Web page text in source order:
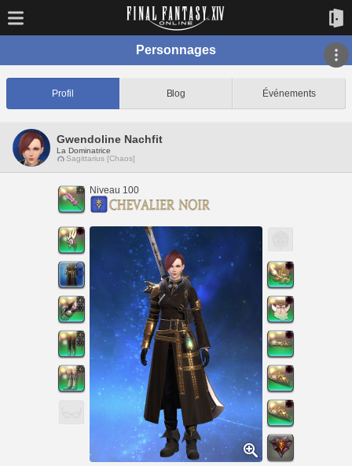
Personnages
Profil Blog Événements
Gwendoline Nachfit
La Dominatrice
Sagittarius [Chaos]
Niveau 100